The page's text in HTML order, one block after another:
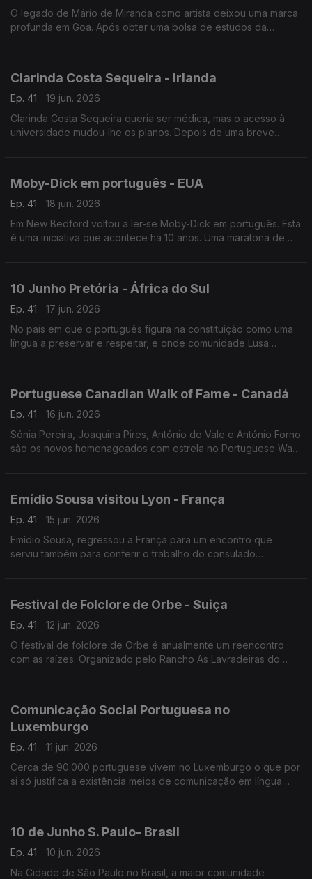
O legado de Mário de Miranda como artista deixou uma marca
profunda em Goa. Após obter uma bolsa de estudos da
Clarinda Costa Sequeira - Irlanda
Ep. 41
19 jun. 2026
Clarinda Costa Sequeira queria ser médica, mas o acesso à
universidade mudou-lhe os planos. Depois de uma breve
Moby-Dick em português - EUA
Ep. 41
18 jun. 2026
Em New Bedford voltou a ler-se Moby-Dick em português. Esta
é uma iniciativa que acontece há 10 anos. Uma maratona de
10 Junho Pretória - África do Sul
Ep. 41
17 jun. 2026
No país em que o português figura na constituição como uma
língua a preservar e respeitar, e onde comunidade Lusa
Portuguese Canadian Walk of Fame - Canadá
Ep. 41
16 jun. 2026
Sónia Pereira, Joaquina Pires, António do Vale e António Forno
são os novos homenageados com estrela no Portuguese Walk
Emídio Sousa visitou Lyon - França
Ep. 41
15 jun. 2026
Emídio Sousa, regressou a França para um encontro que
serviu também para conferir o trabalho do consulado
Festival de Folclore de Orbe - Suiça
Ep. 41
12 jun. 2026
O festival de folclore de Orbe é anualmente um reencontro
com as raízes. Organizado pelo Rancho As Lavradeiras do
Comunicação Social Portuguesa no
Luxemburgo
Ep. 41
11 jun. 2026
Cerca de 90.000 portuguese vivem no Luxemburgo o que por
si só justifica a existência meios de comunicação em língua
10 de Junho S. Paulo- Brasil
Ep. 41
10 jun. 2026
Na Cidade de São Paulo no Brasil, a maior comunidade